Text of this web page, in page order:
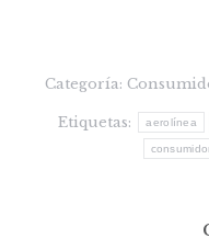
Categoría:
Etiquetas: aerolínea